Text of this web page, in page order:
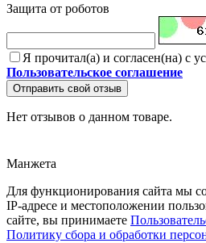
Защита от роботов
Я прочитал(а) и согласен(на) с
Пользовательское соглашение
Отправить свой отзыв
Нет отзывов о данном товаре.
Манжета
Для функционирования сайта мы
IP-адресе и местоположении
сайте, вы принимаете
Политику сбора и обработки